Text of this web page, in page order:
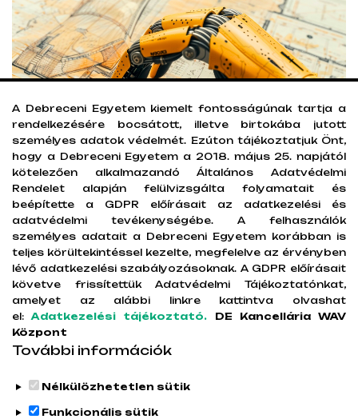
Legutóbbi frissítés: 2025. 02. 03. 10:55
A Debreceni Egyetem kiemelt fontosságúnak tartja a
rendelkezésére bocsátott, illetve birtokába jutott
személyes adatok védelmét. Ezúton tájékoztatjuk Önt,
hogy a Debreceni Egyetem a 2018. május 25. napjától
kötelezően alkalmazandó Általános Adatvédelmi
Rendelet alapján felülvizsgálta folyamatait és
beépítette a GDPR előírásait az adatkezelési és
adatvédelmi tevékenységébe. A felhasználók
személyes adatait a Debreceni Egyetem korábban is
teljes körültekintéssel kezelte, megfelelve az érvényben
lévő adatkezelési szabályozásoknak. A GDPR előírásait
követve frissítettük Adatvédelmi Tájékoztatónkat,
amelyet az alábbi linkre kattintva olvashat
el:Adatkezelési tájékoztató.
DE Kancellária WAV
Központ
További információk
Nélkülözhetetlen sütik
Funkcionális sütik